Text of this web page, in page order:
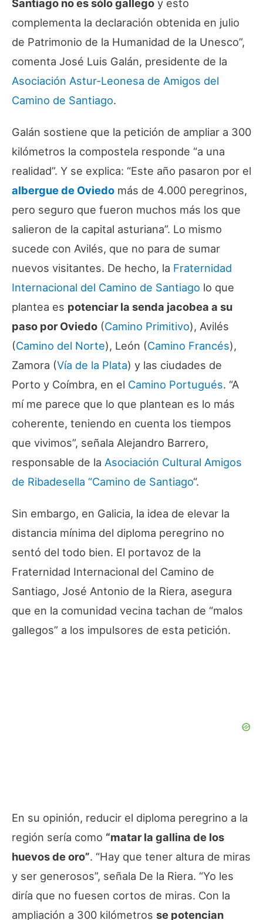
Santiago no es sólo gallego y esto
complementa la declaración obtenida en julio
de Patrimonio de la Humanidad de la Unesco”,
comenta José Luis Galán, presidente de la
Asociación Astur-Leonesa de Amigos del
Camino de Santiago.
Galán sostiene que la petición de ampliar a 300
kilómetros la compostela responde “a una
realidad”. Y se explica: “Este año pasaron por el
albergue de Oviedo más de 4.000 peregrinos,
pero seguro que fueron muchos más los que
salieron de la capital asturiana”. Lo mismo
sucede con Avilés, que no para de sumar
nuevos visitantes. De hecho, la Fraternidad
Internacional del Camino de Santiago lo que
plantea es potenciar la senda jacobea a su
paso por Oviedo (Camino Primitivo), Avilés
(Camino del Norte), León (Camino Francés),
Zamora (Vía de la Plata) y las ciudades de
Porto y Coímbra, en el Camino Portugués. “A
mí me parece que lo que plantean es lo más
coherente, teniendo en cuenta los tiempos
que vivimos”, señala Alejandro Barrero,
responsable de la Asociación Cultural Amigos
de Ribadesella “Camino de Santiago“.
Sin embargo, en Galicia, la idea de elevar la
distancia mínima del diploma peregrino no
sentó del todo bien. El portavoz de la
Fraternidad Internacional del Camino de
Santiago, José Antonio de la Riera, asegura
que en la comunidad vecina tachan de “malos
gallegos” a los impulsores de esta petición.
En su opinión, reducir el diploma peregrino a la
región sería como “matar la gallina de los
huevos de oro”. “Hay que tener altura de miras
y ser generosos”, señala De la Riera. “Yo les
diría que no fuesen cortos de miras. Con la
ampliación a 300 kilómetros se potencian